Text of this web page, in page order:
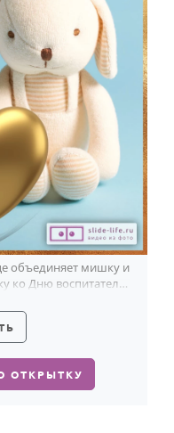
объединяет мишку и
ко Дню воспитателя
ОТКРЫТКУ